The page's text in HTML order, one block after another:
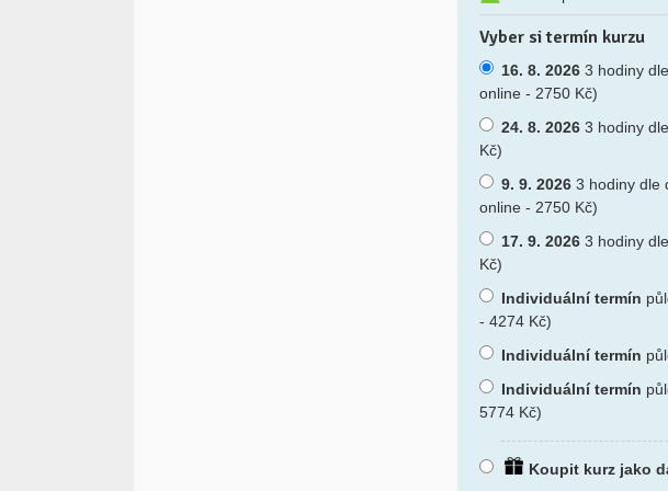
Vyber si termín kurzu
16. 8. 2026 3 hodiny
online - 2750 Kč)
24. 8. 2026 3 hodiny
Kč)
9. 9. 2026 3 hodiny dle
online - 2750 Kč)
17. 9. 2026 3 hodiny
Kč)
Individuální termín
- 4274 Kč)
Individuální termín
Individuální termín
5774 Kč)
Koupit kurz jako